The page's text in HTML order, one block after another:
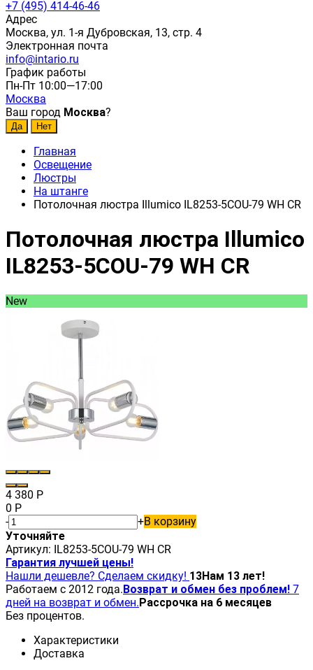
+7 (495) 414-46-46
Адрес
Москва, ул. 1-я Дубровская, 13, стр. 4
Электронная почта
info@intario.ru
График работы
Пн-Пт 10:00—17:00
Москва
Ваш город Москва?
Главная
Освещение
Люстры
На штанге
Потолочная люстра Illumico IL8253-5COU-79 WH CR
Потолочная люстра Illumico
IL8253-5COU-79 WH CR
New
4 380 Р
0 Р
-
+В корзину
Уточняйте
Артикул: IL8253-5COU-79 WH CR
Гарантия лучшей цены!
Нашли дешевле? Сделаем скидку! 13Нам 13 лет!
Работаем с 2012 года.Возврат и обмен без проблем! 7
дней на возврат и обмен.Рассрочка на 6 месяцев
Без процентов.
Характеристики
Доставка